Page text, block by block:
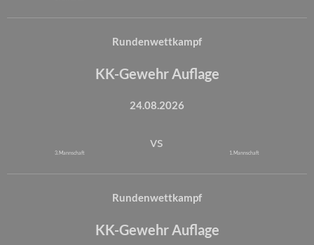
Rundenwettkampf
KK-Gewehr Auflage
24.08.2026
3. Mannschaft
vs
1. Mannschaft
Rundenwettkampf
KK-Gewehr Auflage